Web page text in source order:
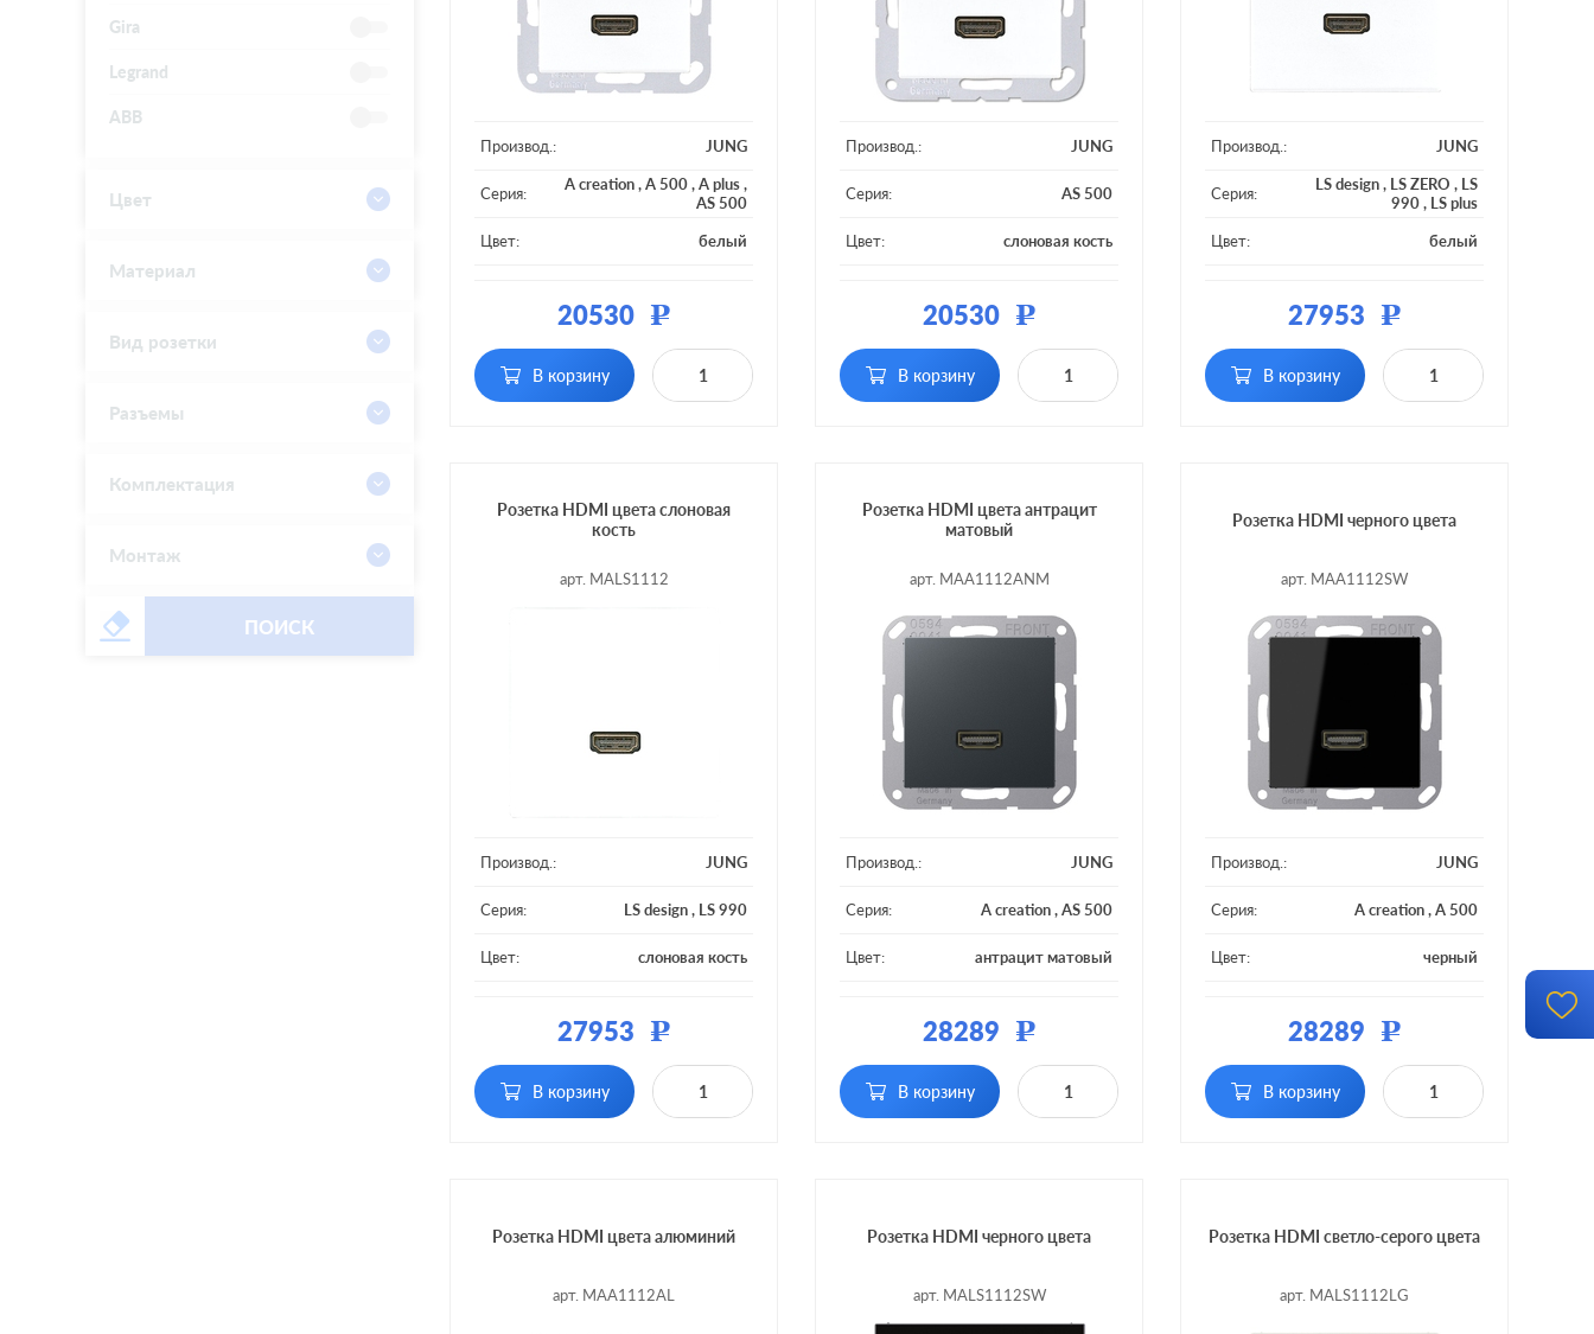
Gira
Legrand
ABB
Цвет
Материал
Вид розетки
Разъемы
Комплектация
Монтаж
ПОИСК
Производ.: JUNG
Серия: A creation,A 500,A plus,
AS 500
Цвет:
белый
20530Р
В корзину
Производ.: JUNG
Серия: AS 500
Цвет: слоновая кость
20530Р
В корзину
Производ.: JUNG
Серия: LS design, LS ZERO , LS
990, LS plus
Цвет:
белый
27953 Р
В корзину
Розетка HDMI цвета слоновая
кость
арт. MALS1112
Производ.: JUNG
Серия: LS design, LS 990
Цвет: слоновая кость
27953 Р
В корзину
Розетка HDMI цвета антрацит
матовый
арт. MAA1112ANM
Производ.: JUNG
Серия: A creation,AS 500
Цвет: антрацит матовый
28289 Р
В корзину
Розетка HDMI черного цвета
арт. MAA1112SW
Производ.: JUNG
Серия: A creation,A 500
Цвет: черный
28289 Р
В корзину
Розетка HDMI цвета алюминий
арт. MAA1112AL
Розетка HDMI черного цвета
арт. MALS1112SW
Розетка HDMI светло-серого цвета
арт. MALS1112LG